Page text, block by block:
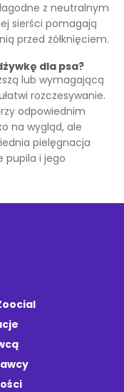
z neutralnym
sierści pomagają
przed żółknięciem.
dla psa?
lub wymagającą
rozczesywanie.
odpowiednim
na wygląd, ale
pielęgnacja
pupila i jego